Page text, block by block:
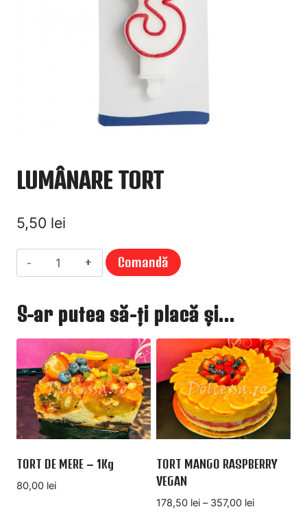
LUMÂNARE TORT
5,50 lei
Cantitate
LUMÂNARE
Comandă
S-ar putea să-ți placă și…
TORT DE MERE – 1Kg
80,00 lei
TORT MANGO RASPBERRY
VEGAN
178,50 lei – 357,00 leiInterval